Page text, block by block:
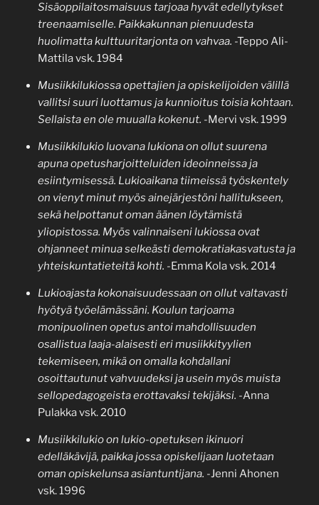
Sisäoppilaitosmaisuus tarjoaa hyvät edellytykset
treenaamiselle. Paikkakunnan pienuudesta
huolimatta kulttuuritarjonta on vahvaa. -Teppo Ali-
Mattila vsk. 1984
Musiikkilukiossa opettajien ja opiskelijoiden välillä
vallitsi suuri luottamus ja kunnioitus toisia kohtaan.
Sellaista en ole muualla kokenut. -Mervi vsk. 1999
Musiikkilukio luovana lukiona on ollut suurena
apuna opetusharjoitteluiden ideoinneissa ja
esiintymisessä. Lukioaikana tiimeissä työskentely
on vienyt minut myös ainejärjestöni hallitukseen,
sekä helpottanut oman äänen löytämistä
yliopistossa. Myös valinnaiseni lukiossa ovat
ohjanneet minua selkeästi demokratiakasvatusta ja
yhteiskuntatieteitä kohti. -Emma Kola vsk. 2014
Lukioajasta kokonaisuudessaan on ollut valtavasti
hyötyä työelämässäni. Koulun tarjoama
monipuolinen opetus antoi mahdollisuuden
osallistua laaja-alaisesti eri musiikkityylien
tekemiseen, mikä on omalla kohdallani
osoittautunut vahvuudeksi ja usein myös muista
sellopedagogeista erottavaksi tekijäksi. -Anna
Pulakka vsk. 2010
Musiikkilukio on lukio-opetuksen ikinuori
edelläkävijä, paikka jossa opiskelijaan luotetaan
oman opiskelunsa asiantuntijana. -Jenni Ahonen
vsk. 1996